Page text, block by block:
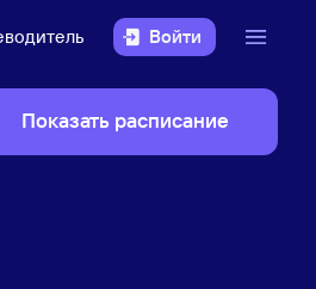
Войти
Показать расписание